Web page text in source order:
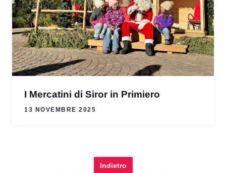
I Mercatini di Siror in Primiero
13 NOVEMBRE 2025
Indietro